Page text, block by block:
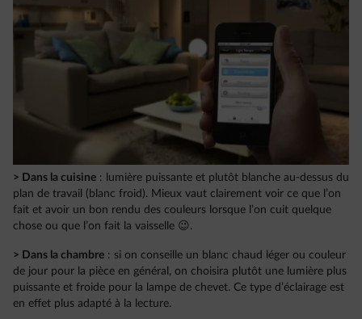
> Dans la cuisine : lumière puissante et plutôt blanche au-dessus du
plan de travail (blanc froid). Mieux vaut clairement voir ce que l’on
fait et avoir un bon rendu des couleurs lorsque l’on cuit quelque
chose ou que l’on fait la vaisselle 😉.
> Dans la chambre : si on conseille un blanc chaud léger ou couleur
de jour pour la pièce en général, on choisira plutôt une lumière plus
puissante et froide pour la lampe de chevet. Ce type d’éclairage est
en effet plus adapté à la lecture.